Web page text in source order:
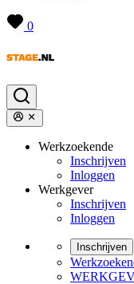
0
Werkzoekende
Inschrijven
Inloggen
Werkgever
Inschrijven
Inloggen
Inschrijven